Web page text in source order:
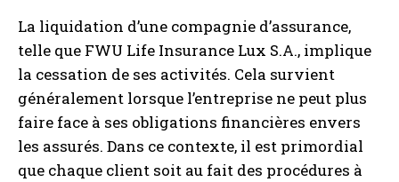
La liquidation d’une compagnie d’assurance,
telle que FWU Life Insurance Lux S.A., implique
la cessation de ses activités. Cela survient
généralement lorsque l’entreprise ne peut plus
faire face à ses obligations financières envers
les assurés. Dans ce contexte, il est primordial
que chaque client soit au fait des procédures à